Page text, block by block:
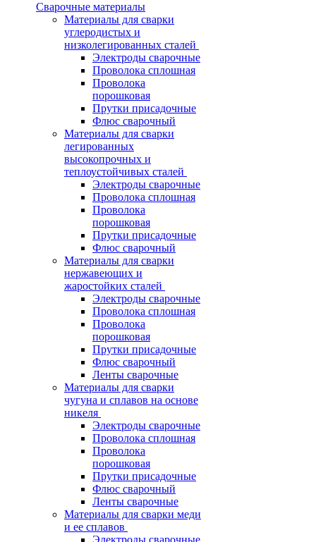
Сварочные материалы
Материалы для сварки
углеродистых и
низколегированных сталей
Электроды сварочные
Проволока сплошная
Проволока
порошковая
Прутки присадочные
Флюс сварочный
Материалы для сварки
легированных
высокопрочных и
теплоустойчивых сталей
Электроды сварочные
Проволока сплошная
Проволока
порошковая
Прутки присадочные
Флюс сварочный
Материалы для сварки
нержавеющих и
жаростойких сталей
Электроды сварочные
Проволока сплошная
Проволока
порошковая
Прутки присадочные
Флюс сварочный
Ленты сварочные
Материалы для сварки
чугуна и сплавов на основе
никеля
Электроды сварочные
Проволока сплошная
Проволока
порошковая
Прутки присадочные
Флюс сварочный
Ленты сварочные
Материалы для сварки меди
и ее сплавов
Электроды сварочные